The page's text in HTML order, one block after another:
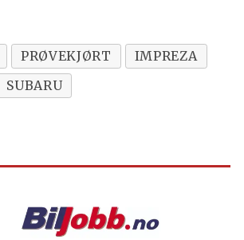
PRØVEKJØRT
IMPREZA
SUBARU